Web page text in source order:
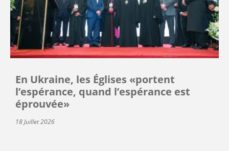
En Ukraine, les Églises «portent
l’espérance, quand l’espérance est
éprouvée»
18 Juillet 2026